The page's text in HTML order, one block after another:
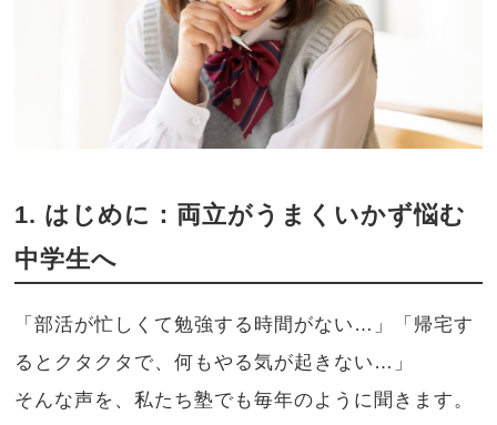
1. はじめに：両立がうまくいかず悩む
中学生へ
「部活が忙しくて勉強する時間がない…」「帰宅す
るとクタクタで、何もやる気が起きない…」
そんな声を、私たち塾でも毎年のように聞きます。